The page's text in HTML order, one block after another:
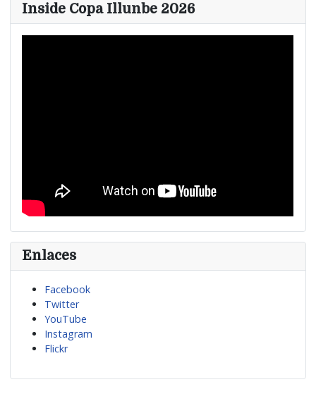
Inside Copa Illunbe 2026
Enlaces
Facebook
Twitter
YouTube
Instagram
Flickr